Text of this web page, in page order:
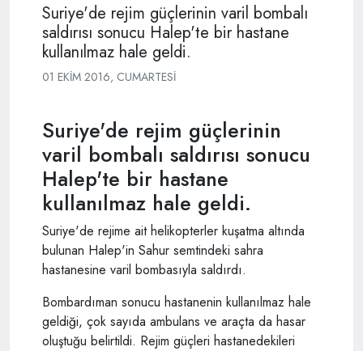
Suriye'de rejim güçlerinin varil bombalı
saldırısı sonucu Halep'te bir hastane
kullanılmaz hale geldi.
01 EKIM 2016, CUMARTESI
Suriye'de rejim güçlerinin
varil bombalı saldırısı sonucu
Halep'te bir hastane
kullanılmaz hale geldi.
Suriye'de rejime ait helikopterler kuşatma altında
bulunan Halep'in Sahur semtindeki sahra
hastanesine varil bombasıyla saldırdı.
Bombardıman sonucu hastanenin kullanılmaz hale
geldiği, çok sayıda ambulans ve araçta da hasar
oluştuğu belirtildi. Rejim güçleri hastanedekileri